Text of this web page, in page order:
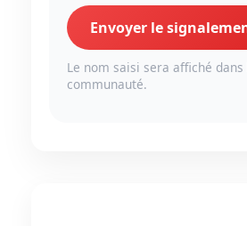
Envoyer le
Le nom saisi sera affiché dans
communauté.